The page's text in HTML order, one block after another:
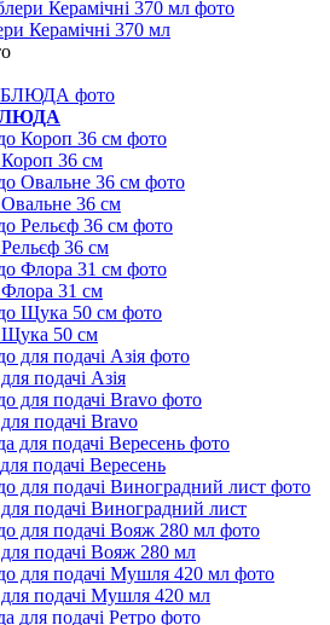
Керамічні 370 мл
36 см
36 см
36 см
31 см
50 см
подачі Азія
подачі Bravo
подачі Вересень
подачі Виноградний лист
подачі Вояж 280 мл
подачі Мушля 420 мл